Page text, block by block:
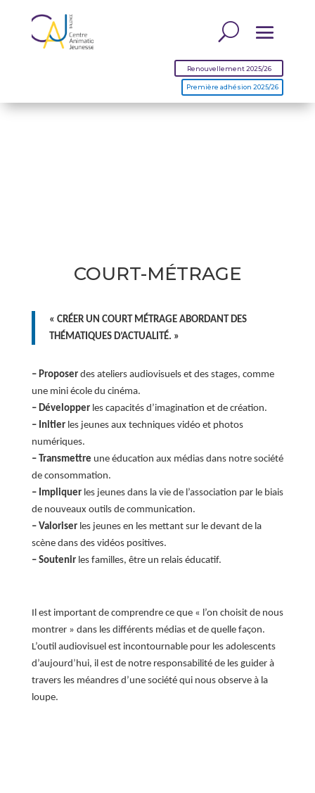
Renouvellement 2025/26
Première adhésion 2025/26
COURT-MÉTRAGE
« CRÉER UN COURT MÉTRAGE ABORDANT DES
THÉMATIQUES D’ACTUALITÉ. »
– Proposer des ateliers audiovisuels et des stages, comme
une mini école du cinéma.
– Développer les capacités d’imagination et de création.
– Initier les jeunes aux techniques vidéo et photos
numériques.
– Transmettre une éducation aux médias dans notre société
de consommation.
– Impliquer les jeunes dans la vie de l’association par le biais
de nouveaux outils de communication.
– Valoriser les jeunes en les mettant sur le devant de la
scène dans des vidéos positives.
– Soutenir les familles, être un relais éducatif.
Il est important de comprendre ce que « l’on choisit de nous
montrer » dans les différents médias et de quelle façon.
L’outil audiovisuel est incontournable pour les adolescents
d’aujourd’hui, il est de notre responsabilité de les guider à
travers les méandres d’une société qui nous observe à la
loupe.